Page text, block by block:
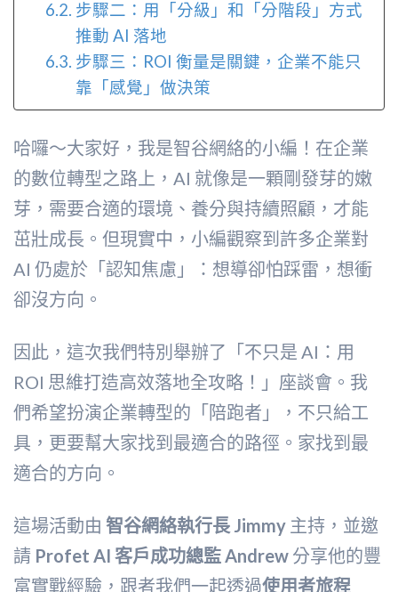
步驟二：用「分級」和「分階段」方式
推動 AI 落地
步驟三：ROI 衡量是關鍵，企業不能只
靠「感覺」做決策
哈囉～大家好，我是智谷網絡的小編！在企業
的數位轉型之路上，AI 就像是一顆剛發芽的嫩
芽，需要合適的環境、養分與持續照顧，才能
茁壯成長。但現實中，小編觀察到許多企業對
AI 仍處於「認知焦慮」：想導卻怕踩雷，想衝
卻沒方向。
因此，這次我們特別舉辦了「不只是 AI：用
ROI 思維打造高效落地全攻略！」座談會。我
們希望扮演企業轉型的「陪跑者」，不只給工
具，更要幫大家找到最適合的路徑。家找到最
適合的方向。
這場活動由 智谷網絡執行長 Jimmy 主持，並邀
請 Profet AI 客戶成功總監 Andrew 分享他的豐
富實戰經驗，跟者我們一起透過使用者旅程